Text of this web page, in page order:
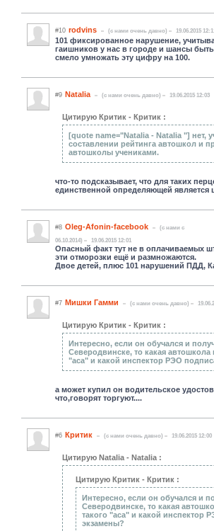
#10 rodvins (c нами очень давно) 19.06.2015
101 фиксированное нарушение,
гаишников у нас в городе и шансы
смело умножать эту цифру на 100.
#9 Natalia (c нами очень давно) 19.06.2015 12:03
Цитирую Критик - Критик :
[quote name="Natalia - Natalia "] нет,
составлении рейтинга автошкол и
автошколы учениками.
что-то подсказывает, что для таких
единственной определяющей является
#8 Oleg-Afonin-facebook
(c нами с
06.10.2014)
19.06.2015 12:01
Опасный факт тут не в оплачиваемых
эти отморозки ещё и размножаются.
Двое детей, плюс 101 нарушений ПДД,
#7 Мишки Гамми (c нами очень давно)
Цитирую Критик - Критик :
Интересно, если он обучался и
Северодвинске, то какая автошкола
"аса" и какой инспектор РЭО
а может купил он водительское
что,говорят торгуют....
#6 Критик (c нами очень давно) 19.06.2015 12:00
Цитирую Natalia - Natalia :
Цитирую Критик - Критик :
Интересно, если он обучался и
Северодвинске, то какая
такого "аса" и какой инспектор
экзамены?